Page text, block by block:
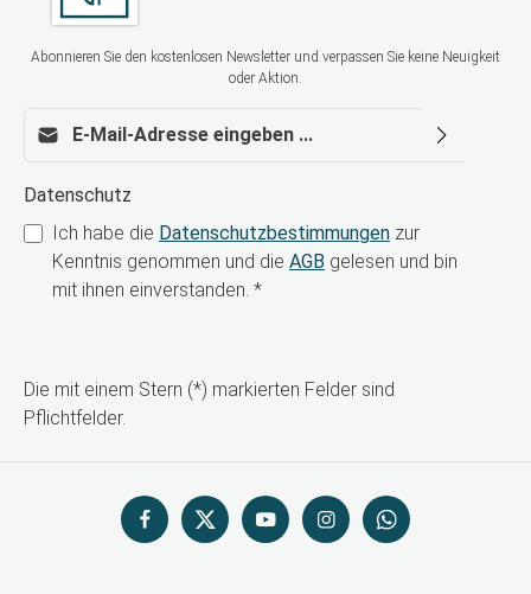
Abonnieren Sie den kostenlosen Newsletter und verpassen Sie keine Neuigkeit
oder Aktion.
Datenschutz
Ich habe die Datenschutzbestimmungen zur
Kenntnis genommen und die AGB gelesen und bin
mit ihnen einverstanden. *
Die mit einem Stern (*) markierten Felder sind
Pflichtfelder.